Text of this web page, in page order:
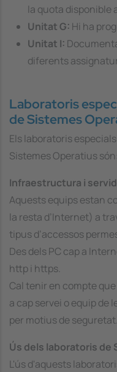
la quota disponible
Unitat G: Hi ha
Unitat I:
diferents
Laboratoris
de Sistemes
Els laboratoris
Sistemes Operatius són:
Infraestructura i
Aquests equips estan
la resta d’Internet) a
tipus d’accessos
Des dels PC cap a
http i https.
Cal tenir en compte
a cap servei o equip de
per motius de seguretat.
Ús dels laboratoris de
L'ús d'aquests